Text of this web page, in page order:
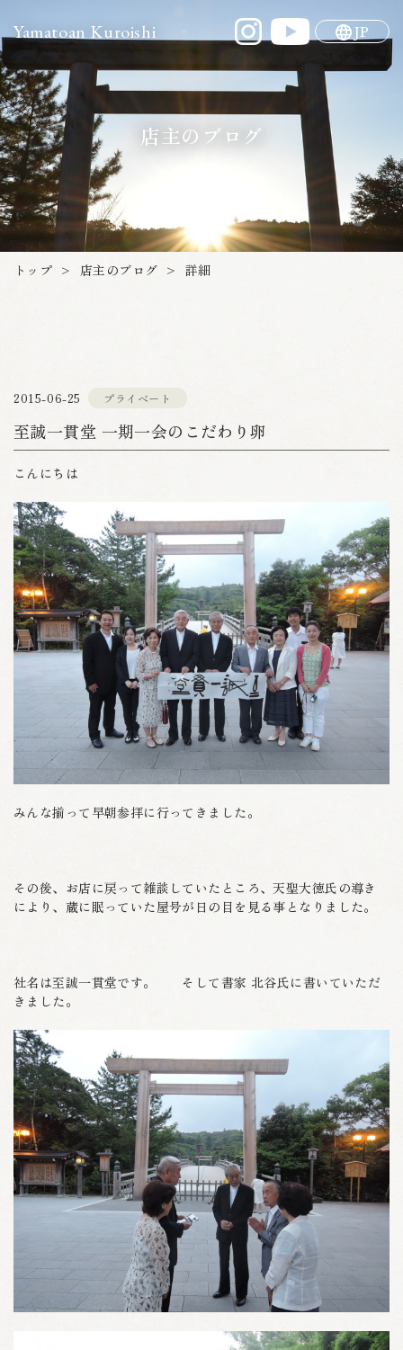
Yamatoan Kuroishi JP
店主のブログ
トップ > 店主のブログ > 詳細
2015-06-25 プライベート
至誠一貫堂 一期一会のこだわり卵
こんにちは
みんな揃って早朝参拝に行ってきました。
その後、お店に戻って雑談していたところ、天聖大徳氏の導き
により、蔵に眠っていた屋号が日の目を見る事となりました。
社名は至誠一貫堂です。 そして書家 北谷氏に書いていただ
きました。